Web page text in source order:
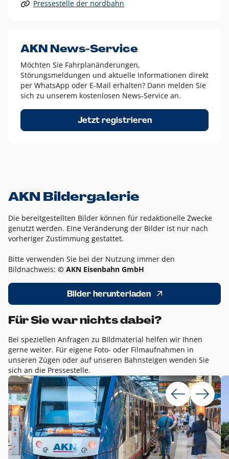
Alle anderen Logo-Varianten dürfen nur in Ausnahmefällen
Diese Ausnahmen sind zum Beispiel:
dem AKN Blau,
weißes Logo auf Fotohintergründen,
schwarzes Logo für reine Schwarz-Weiß-Umsetzungen
Um das Logo herum muss ein Schutzraum von jeweils einer
Höhe bzw. Breite des N aus AKN in alle Richtungen
Pressestelle der nordbahn
AKN News-Service
Möchten Sie Fahrplanänderungen,
Störungsmeldungen und aktuelle Informationen direkt
per WhatsApp oder E-Mail erhalten? Dann melden Sie
sich zu unserem kostenlosen News-Service an.
Jetzt registrieren
AKN Bildergalerie
Die bereitgestellten Bilder können für redaktionelle Zwecke
genutzt werden. Eine Veränderung der Bilder ist nur nach
vorheriger Zustimmung gestattet.
Bitte verwenden Sie bei der Nutzung immer den
Bildnachweis: © AKN Eisenbahn GmbH
Bilder herunterladen
Für Sie war nichts dabei?
Bei speziellen Anfragen zu Bildmaterial helfen wir Ihnen
gerne weiter. Für eigene Foto- oder Filmaufnahmen in
unseren Zügen oder auf unseren Bahnsteigen wenden Sie
sich an die Pressestelle.